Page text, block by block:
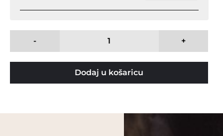
- +
Dodaj u košaricu